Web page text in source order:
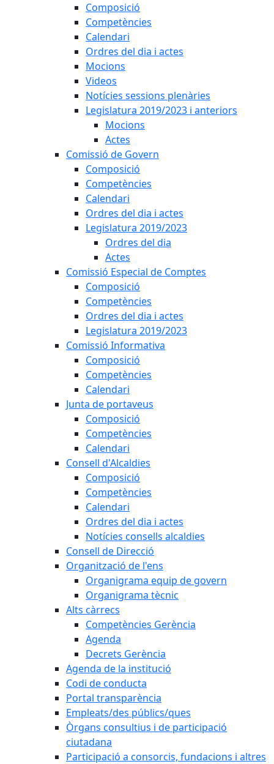
Composició
Competències
Calendari
Ordres del dia i actes
Mocions
Videos
Notícies sessions plenàries
Legislatura 2019/2023 i anteriors
Mocions
Actes
Comissió de Govern
Composició
Competències
Calendari
Ordres del dia i actes
Legislatura 2019/2023
Ordres del dia
Actes
Comissió Especial de Comptes
Composició
Competències
Ordres del dia i actes
Legislatura 2019/2023
Comissió Informativa
Composició
Competències
Calendari
Junta de portaveus
Composició
Competències
Calendari
Consell d'Alcaldies
Composició
Competències
Calendari
Ordres del dia i actes
Notícies consells alcaldies
Consell de Direcció
Organització de l'ens
Organigrama equip de govern
Organigrama tècnic
Alts càrrecs
Competències Gerència
Agenda
Decrets Gerència
Agenda de la institució
Codi de conducta
Portal transparència
Empleats/des públics/ques
Òrgans consultius i de participació
ciutadana
Participació a consorcis, fundacions i altres